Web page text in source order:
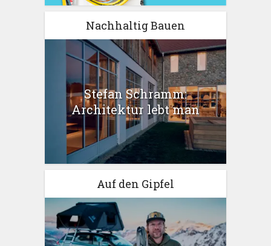
Nachhaltig Bauen
Stefan Schramm:
Architektur lebt man
Auf den Gipfel